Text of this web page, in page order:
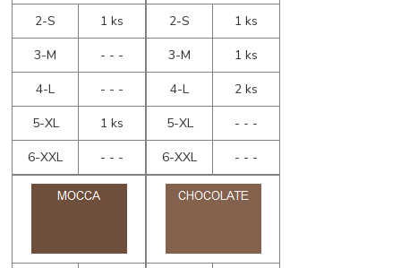
2-S
1 ks
3-M
- - -
4-L
- - -
5-XL
1 ks
6-XXL
- - -
2-S
1 ks
3-M
1 ks
4-L
2 ks
5-XL
- - -
6-XXL
- - -